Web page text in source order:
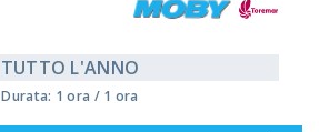
TUTTO L'ANNO
Durata: 1 ora / 1 ora